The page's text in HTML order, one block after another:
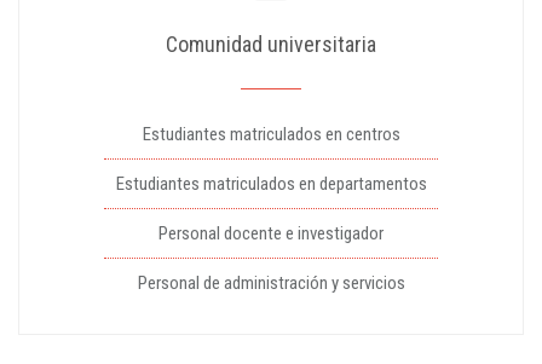
Comunidad universitaria
Estudiantes matriculados en centros
Estudiantes matriculados en departamentos
Personal docente e investigador
Personal de administración y servicios